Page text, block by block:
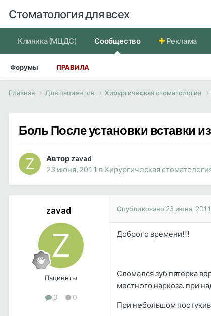
Стоматология для всех
Клиника (МЦДС) Сообщество
Форумы ПРАВИЛА
Реклама
Главная Для пациентов Хирургическая стоматология
Боль После установки вставки
Автор zavad
23 июня, 2011 вХирургическая
zavad
Пациенты
3 0
Опубликовано 23 июня, 2011
Доброго времени!!!
Сломался зуб пятерка
местного наркоза. при
При небольшом